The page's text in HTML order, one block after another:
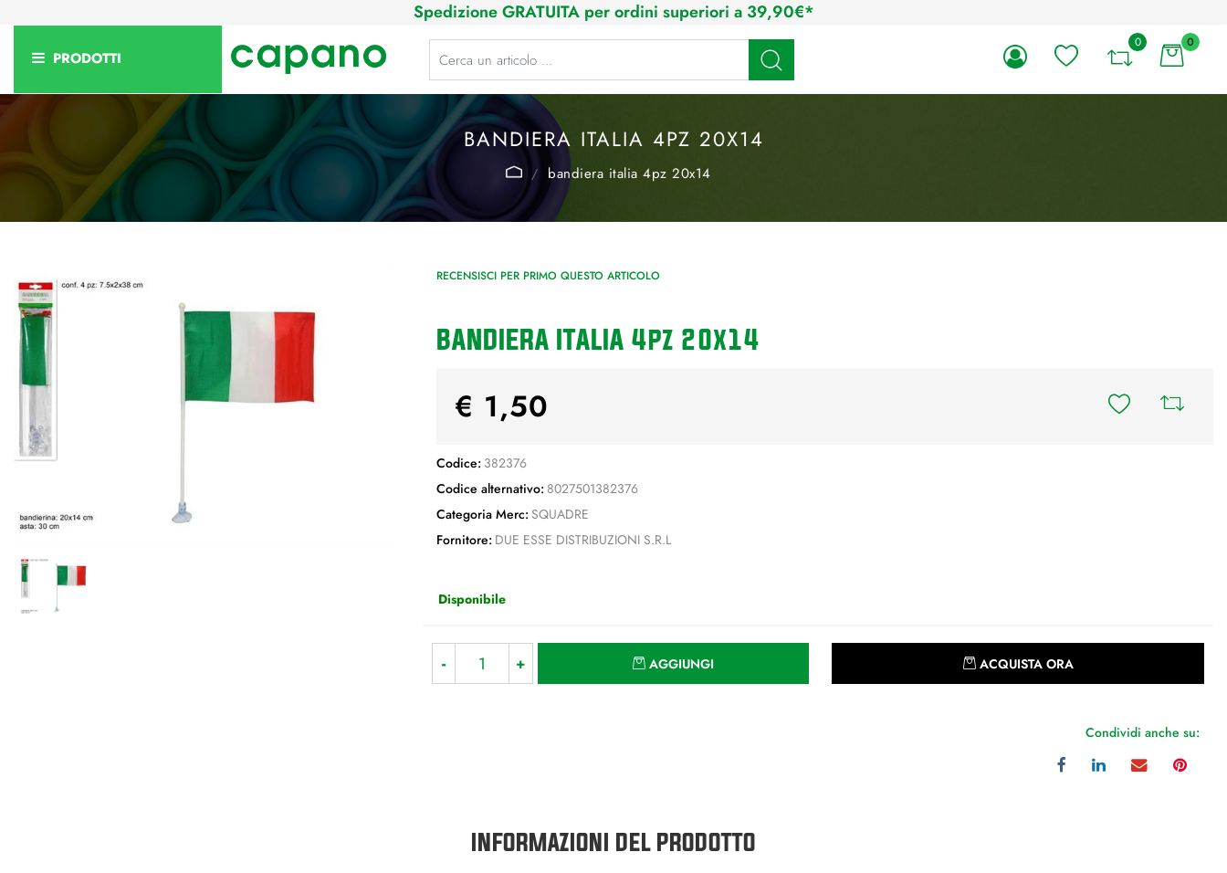
Spedizione GRATUITA per ordini superiori a 39,90€*
PRODOTTI
La modifica di un filtro aggiorna automaticamente gli altri filtri disponibili. 0 0
BANDIERA ITALIA 4PZ 20X14
bandiera italia 4pz 20x14
RECENSISCI PER PRIMO QUESTO ARTICOLO
BANDIERA ITALIA 4pz 20x14
€ 1,50
Codice: 382376
Codice alternativo: 8027501382376
Categoria Merc: SQUADRE
Fornitore: DUE ESSE DISTRIBUZIONI S.R.L
Disponibile
AGGIUNGI ACQUISTA ORA
Condividi anche su:
INFORMAZIONI DEL PRODOTTO